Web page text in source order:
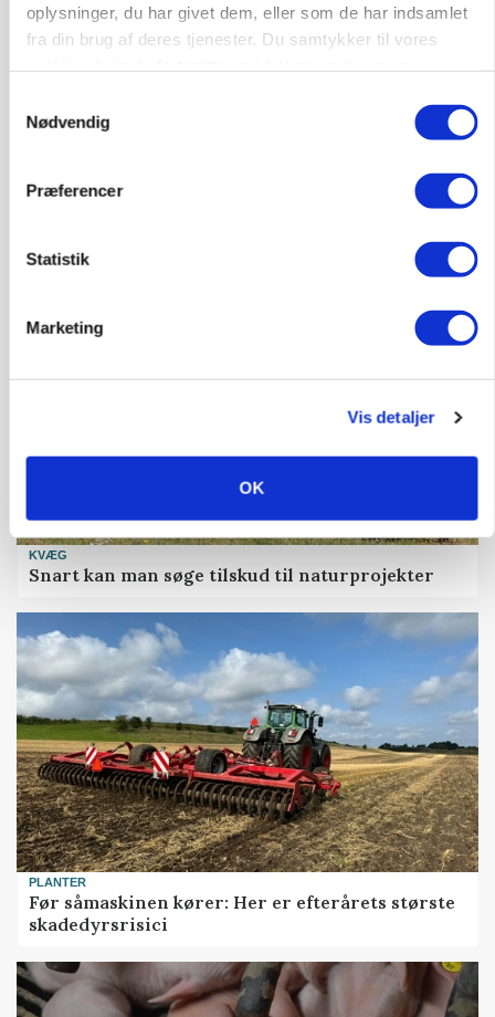
oplysninger, du har givet dem, eller som de har indsamlet
fra din brug af deres tjenester. Du samtykker til vores
Nødvendig
Præferencer
Statistik
Marketing
Vis detaljer
OK
protestgruppe vil demonstrere mod ny
gødskningslov
Annonce
POLITIK
Folketinget behandler ny gødskningslov: Sådan
KVÆG
Snart kan man søge tilskud til naturprojekter
PLANTER
Før såmaskinen kører: Her er efterårets største
skadedyrsrisici